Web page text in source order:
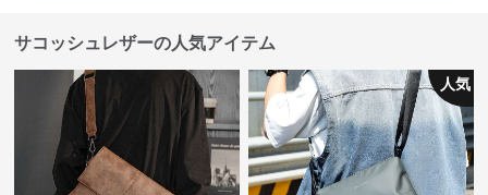
サコッシュレザーの人気アイテム
人気